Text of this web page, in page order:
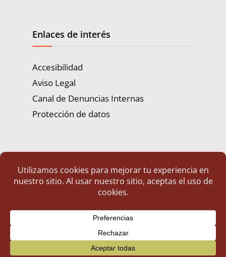
Enlaces de interés
Accesibilidad
Aviso Legal
Canal de Denuncias Internas
Protección de datos
Portal de Transparencia | Diputación de Badajoz